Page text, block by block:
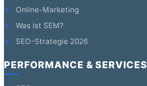
Online-Marketing
Was ist SEM?
SEO-Strategie 2026
PERFORMANCE & SERVICES